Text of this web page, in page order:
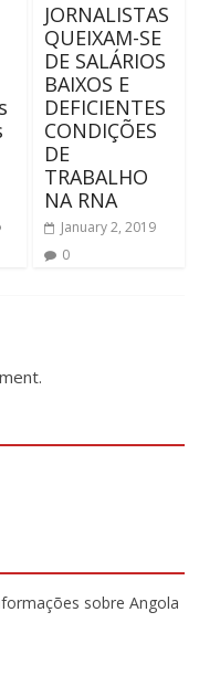
JORNALISTAS
QUEIXAM-SE
DE SALÁRIOS
BAIXOS E
DEFICIENTES
CONDIÇÕES
DE
TRABALHO
NA RNA
January 2, 2019
0
sobre Angola